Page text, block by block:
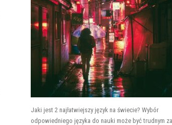
Jaki jest 2 najłatwiejszy język na świecie? Wybór
odpowiedniego języka do nauki może być trudnym